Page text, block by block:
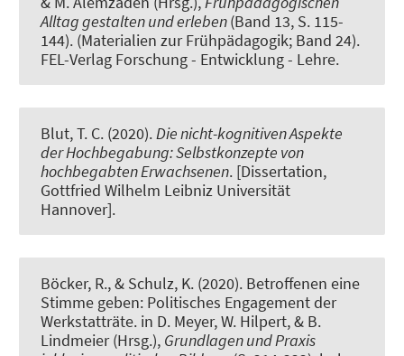
Alltag gestalten und erleben(Band 13, S. 115-
144). (Materialien zur Frühpädagogik; Band 24).
FEL-Verlag Forschung - Entwicklung - Lehre.
Blut, T. C. (2020).Die nicht-kognitiven Aspekte
der Hochbegabung: Selbstkonzepte von
hochbegabten Erwachsenen. [Dissertation,
Gottfried Wilhelm Leibniz Universität
Hannover].
Böcker, R., & Schulz, K. (2020). Betroffenen eine
Stimme geben: Politisches Engagement der
Werkstatträte. in D. Meyer, W. Hilpert, & B.
Lindmeier (Hrsg.), Grundlagen und Praxis